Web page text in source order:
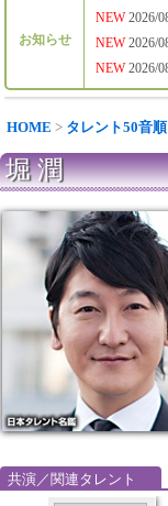
お知らせ
NEW
NEW
NEW
2026/
2026/
2026/
HOME > タレント50音順
堀 潤
共演／関連タレント